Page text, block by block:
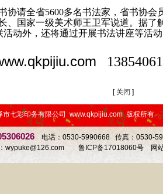
1 2 3
协请全省5600多名书法家，省书协会
、国家一级美术师王卫军说道。据了
动外，还将通过开展书法讲座等活
[ 关闭 ]
七彩印务有限公司 www.qkpijiu.com 版权所有
电话：0530-5990668 传真：0530-
wypuke@126.com 鲁ICP备17018060号 网